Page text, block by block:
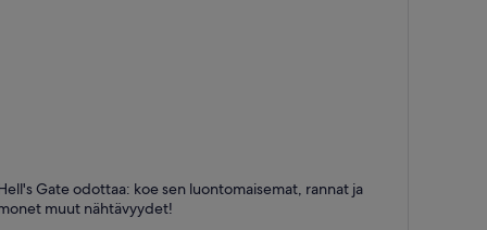
ja Rannat
Gate odottaa: koe sen luontomaisemat, rannat ja
muut nähtävyydet!